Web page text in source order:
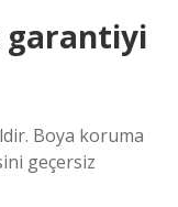
garantiyi
Boya koruma
geçersiz